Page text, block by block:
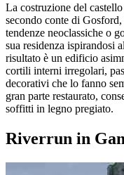
La costruzione del
secondo conte di
tendenze neoclassiche o
sua residenza ispirandosi
risultato è un edificio
cortili interni irregolari,
decorativi che lo fanno
gran parte restaurato,
soffitti in legno pregiato.
Riverrun in